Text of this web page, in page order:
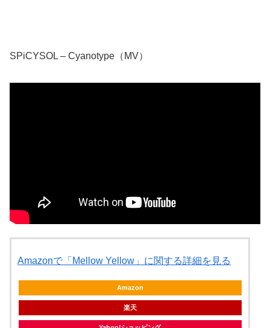
SPiCYSOL – Cyanotype（MV）
Amazonで「Mellow Yellow」に関する詳細を見る
Amazon
楽天